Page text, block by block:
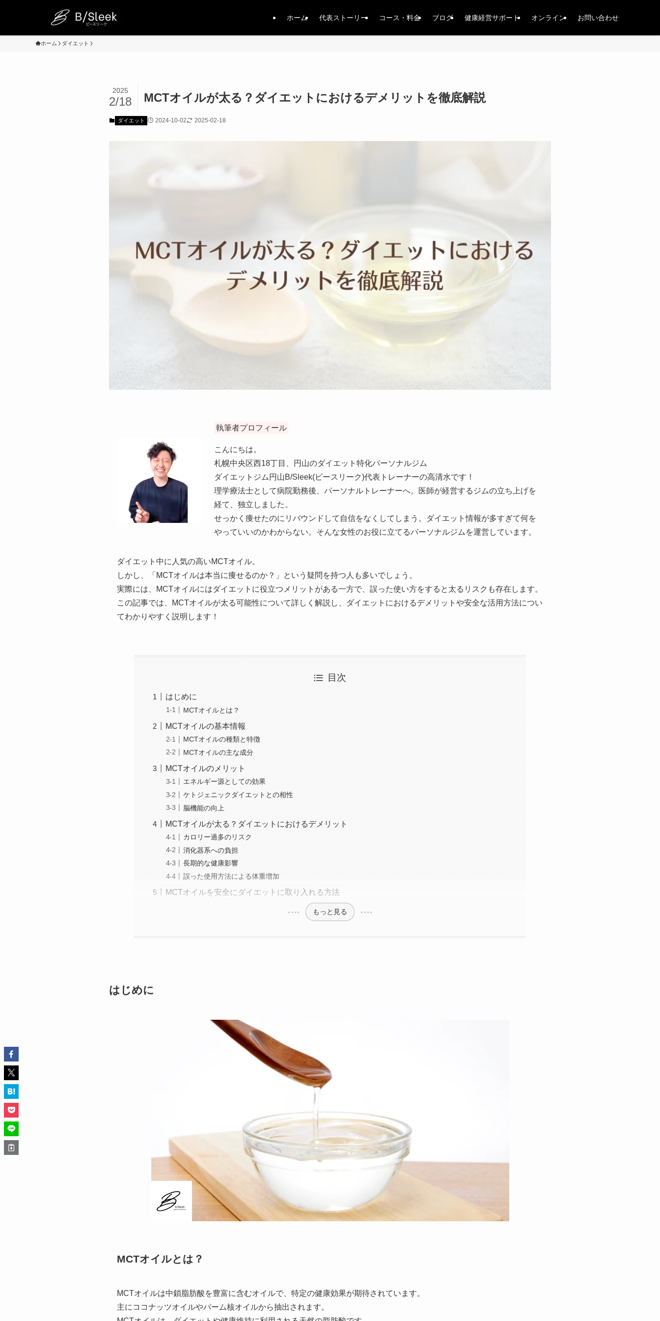
ホーム 代表ストーリー コース・料金 ブログ 健康経営サポート オンライン お問い合わせ
ホーム ダイエット
MCTオイルが太る？ダイエットにおけるデメリットを徹底解説
2025
2/18
ダイエット 2024-10-02 2025-02-18
執筆者プロフィール
こんにちは。
札幌中央区西18丁目、円山のダイエット特化パーソナルジム
ダイエットジム円山B/Sleek(ビースリーク)代表トレーナーの高清水です！
理学療法士として病院勤務後、パーソナルトレーナーへ。医師が経営するジムの立ち上げを
経て、独立しました。
せっかく痩せたのにリバウンドして自信をなくしてしまう。ダイエット情報が多すぎて何を
やっていいのかわからない。そんな女性のお役に立てるパーソナルジムを運営しています。
ダイエット中に人気の高いMCTオイル。
しかし、「MCTオイルは本当に痩せるのか？」という疑問を持つ人も多いでしょう。
実際には、MCTオイルにはダイエットに役立つメリットがある一方で、誤った使い方をすると太るリスクも存在します。
この記事では、MCTオイルが太る可能性について詳しく解説し、ダイエットにおけるデメリットや安全な活用方法につい
てわかりやすく説明します！
目次
はじめに
MCTオイルとは？
MCTオイルの基本情報
MCTオイルの種類と特徴
MCTオイルの主な成分
MCTオイルのメリット
エネルギー源としての効果
ケトジェニックダイエットとの相性
脳機能の向上
MCTオイルが太る？ダイエットにおけるデメリット
カロリー過多のリスク
消化器系への負担
長期的な健康影響
誤った使用方法による体重増加
MCTオイルを安全にダイエットに取り入れる方法
もっと見る
はじめに
MCTオイルとは？
MCTオイルは中鎖脂肪酸を豊富に含むオイルで、特定の健康効果が期待されています。
主にココナッツオイルやパーム核オイルから抽出されます。